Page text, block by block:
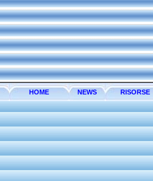
HOME NEWS RISORSE